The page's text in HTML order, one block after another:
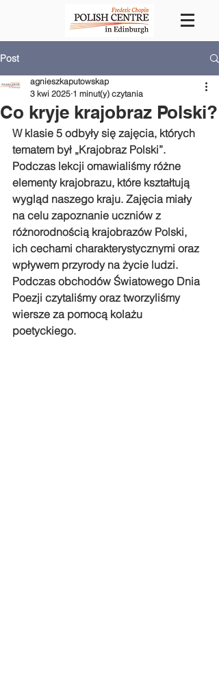
Post
Co kryje krajobraz Polski?
agnieszkaputowskap
3 kwi 2025 1 minut(y) czytania
W klasie 5 odbyły się zajęcia, których
tematem był „Krajobraz Polski”.
Podczas lekcji omawialiśmy różne
elementy krajobrazu, które kształtują
wygląd naszego kraju. Zajęcia miały
na celu zapoznanie uczniów z
różnorodnością krajobrazów Polski,
ich cechami charakterystycznymi oraz
wpływem przyrody na życie ludzi.
Podczas obchodów Światowego Dnia
Poezji czytaliśmy oraz tworzyliśmy
wiersze za pomocą kolażu
poetyckiego.